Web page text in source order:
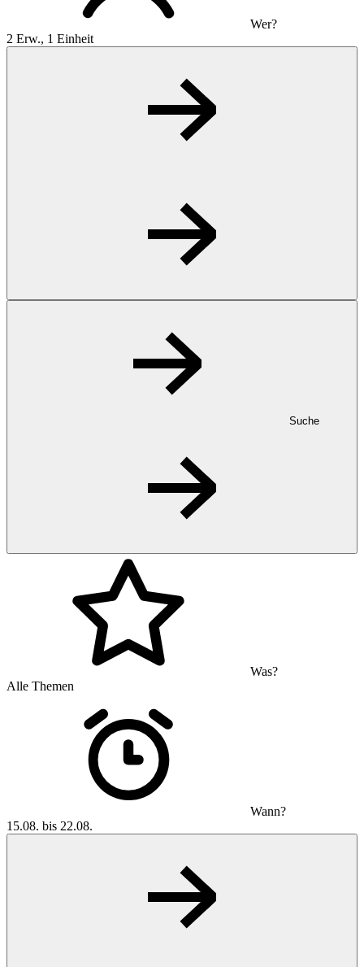
Wer?
2 Erw., 1 Einheit
Suche
Was?
Alle Themen
Wann?
15.08. bis 22.08.